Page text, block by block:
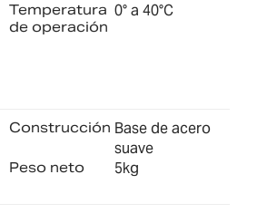
Temperatura
de operación
0° a 40°C
Construcción Base de acero
suave
Peso neto 5kg